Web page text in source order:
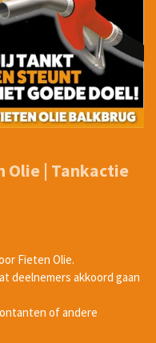
Olie | Tankactie
Fieten Olie.
deelnemers akkoord gaan
of andere